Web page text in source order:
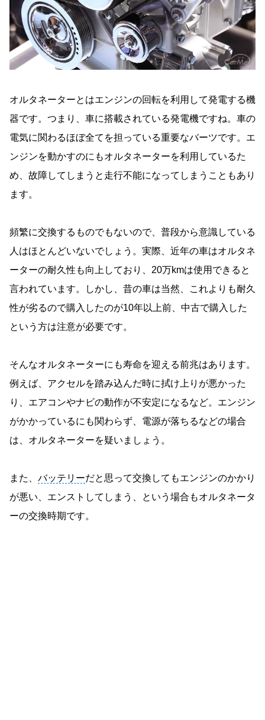
オルタネーターとはエンジンの回転を利用して発電する機
器です。つまり、車に搭載されている発電機ですね。車の
電気に関わるほぼ全てを担っている重要なバーツです。エ
ンジンを動かすのにもオルタネーターを利用しているた
め、故障してしまうと走行不能になってしまうこともあり
ます。
頻繁に交換するものでもないので、普段から意識している
人はほとんどいないでしょう。実際、近年の車はオルタネ
ーターの耐久性も向上しており、20万kmは使用できると
言われています。しかし、昔の車は当然、これよりも耐久
性が劣るので購入したのが10年以上前、中古で購入した
という方は注意が必要です。
そんなオルタネーターにも寿命を迎える前兆はあります。
例えば、アクセルを踏み込んだ時に拭け上りが悪かった
り、エアコンやナビの動作が不安定になるなど。エンジン
がかかっているにも関わらず、電源が落ちるなどの場合
は、オルタネーターを疑いましょう。
また、 バッテリーだと思って交換してもエンジンのかかり
が悪い、エンストしてしまう、という場合もオルタネータ
ーの交換時期です。